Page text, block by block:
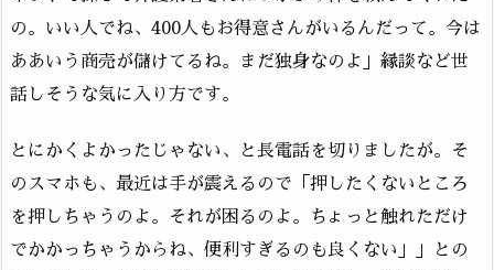
の。いい人でね、400人もお得意さんがいるんだって。今は
ああいう商売が儲けてるね。まだ独身なのよ」縁談など世
話しそうな気に入り方です。
とにかくよかったじゃない、と長電話を切りましたが。そ
のスマホも、最近は手が震えるので「押したくないところ
を押しちゃうのよ。それが困るのよ。ちょっと触れただけ
でかかっちゃうからね、便利すぎるのも良くない」」との